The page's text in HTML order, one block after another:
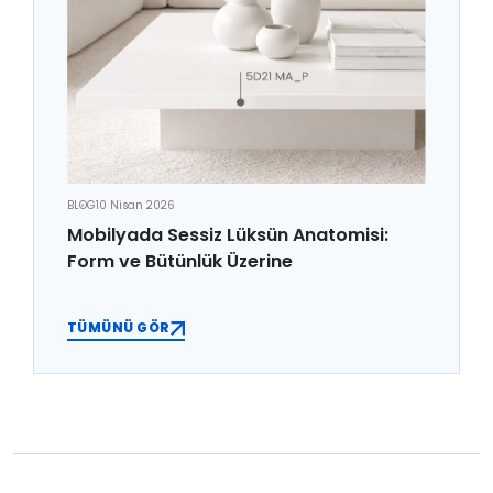
BLOG10 Nisan 2026
Mobilyada Sessiz Lüksün Anatomisi:
Form ve Bütünlük Üzerine
TÜMÜNÜ GÖR